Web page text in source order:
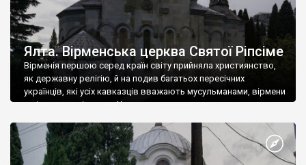
Ялта. Вірменська церква Святої Ріпсіме
Вірменія першою серед країн світу прийняла християнство,
як державну релігію, й на подив багатьох пересічних
українців, які усіх кавказців вважають мусульманами, вірмени
є відданими вірянами Христа